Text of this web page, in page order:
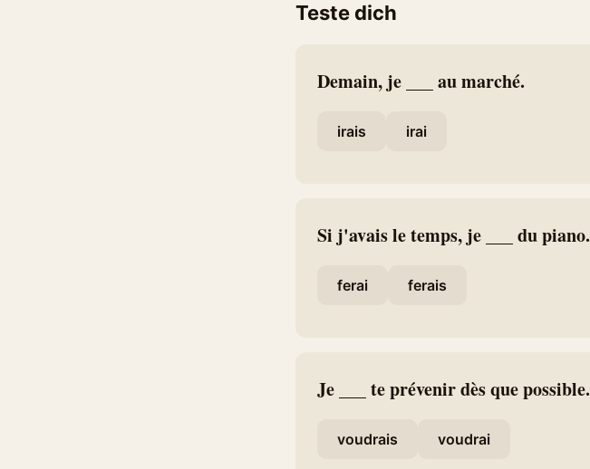
Teste dich
Demain, je ___ au marché.
irais irai
Si j'avais le temps, je ___ du piano.
ferai ferais
Je ___ te prévenir dès que possible.
voudrais voudrai